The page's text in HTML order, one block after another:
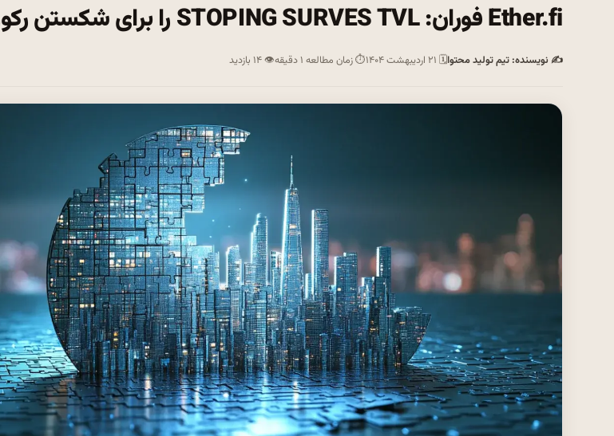
Ether.fi فوران: STOPING SURVES TVL را برای شکستن رکورد می فرستد
✍ نویسنده: تیم تولید محتوا🗓 ۲۱ اردیبهشت ۱۴۰۴ ⏱ زمان مطالعه ۱ دقیقه 👁 ۱۴ بازدید